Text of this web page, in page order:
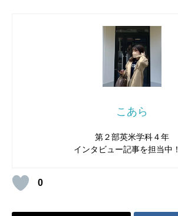
こあら
第２部英米学科４年
インタビュー記事を担当中！
0